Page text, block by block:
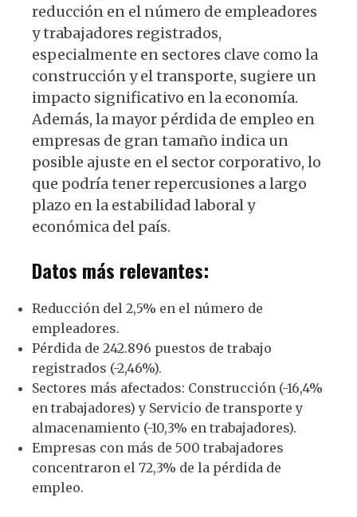
reducción en el número de empleadores
y trabajadores registrados,
especialmente en sectores clave como la
construcción y el transporte, sugiere un
impacto significativo en la economía.
Además, la mayor pérdida de empleo en
empresas de gran tamaño indica un
posible ajuste en el sector corporativo, lo
que podría tener repercusiones a largo
plazo en la estabilidad laboral y
económica del país.
Datos más relevantes:
Reducción del 2,5% en el número de
empleadores.
Pérdida de 242.896 puestos de trabajo
registrados (-2,46%).
Sectores más afectados: Construcción (-16,4%
en trabajadores) y Servicio de transporte y
almacenamiento (-10,3% en trabajadores).
Empresas con más de 500 trabajadores
concentraron el 72,3% de la pérdida de
empleo.